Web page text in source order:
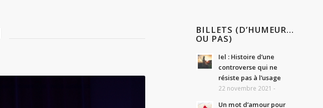
BILLETS (D’HUMEUR…
OU PAS)
Iel : Histoire d’une
controverse qui ne
résiste pas à l’usage
22 novembre 2021 -
Un mot d’amour pour